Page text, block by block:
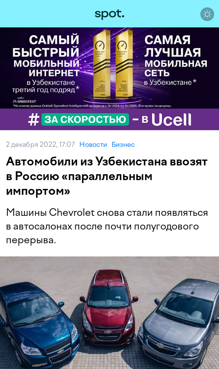
2 декабря 2022, 17:07 Новости Бизнес
Автомобили из Узбекистана ввозят
в Россию «параллельным
импортом»
Машины Chevrolet снова стали появляться
в автосалонах после почти полугодового
перерыва.